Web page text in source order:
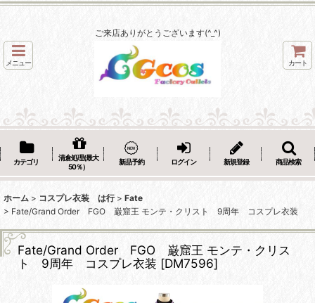
ご来店ありがとうございます(^_^)
メニュー カート
カテゴリ
清倉処理(最大
50％）
新品予約 ログイン 新規登録 商品検索
ホーム > コスプレ衣装 は行 > Fate
> Fate/Grand Order FGO 巌窟王 モンテ・クリスト 9周年 コスプレ衣装
Fate/Grand Order FGO 巌窟王 モンテ・クリス
ト 9周年 コスプレ衣装 [DM7596]